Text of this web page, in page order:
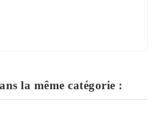
la même catégorie :